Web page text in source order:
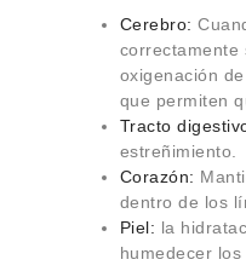
Cerebro:
correctamente
oxigenación
que permiten
Tracto
estreñimiento.
Corazón:
dentro de los
Piel: la
humedecer los